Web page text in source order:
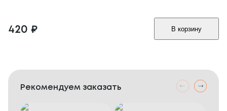
420 ₽ В корзину
Рекомендуем заказать